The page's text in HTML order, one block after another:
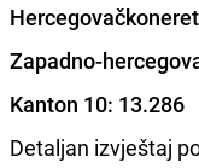
Zapadno-
Kanton 10: 13.286
Detaljan izvještaj